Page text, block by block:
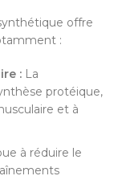
offre
:
: La
protéique,
et à
à réduire le